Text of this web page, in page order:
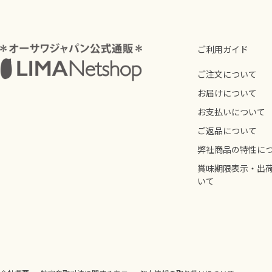
ご利用ガイド
ご注文について
お届けについて
お支払いについて
ご返品について
弊社商品の特性に
賞味期限表示・出
いて